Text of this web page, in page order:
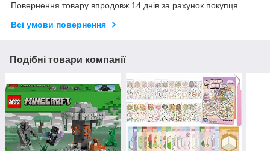
Повернення товару впродовж 14 днів за рахунок покупця
Всі умови повернення
Подібні товари компанії